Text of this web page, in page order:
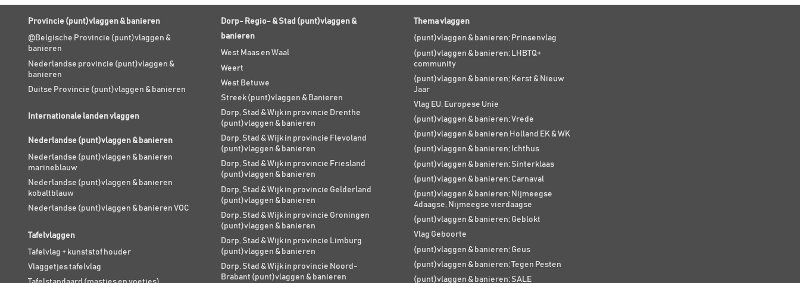
Provincie (punt)vlaggen & banieren
@Belgische Provincie (punt)vlaggen &
banieren
Nederlandse provincie (punt)vlaggen &
banieren
Duitse Provincie (punt)vlaggen & banieren
Internationale landen vlaggen
Nederlandse (punt)vlaggen & banieren
Nederlandse (punt)vlaggen & banieren
marineblauw
Nederlandse (punt)vlaggen & banieren
kobaltblauw
Nederlandse (punt)vlaggen & banieren VOC
Tafelvlaggen
Tafelvlag + kunststof houder
Vlaggetjes tafelvlag
Dorp- Regio- & Stad (punt)vlaggen &
banieren
West Maas en Waal
Weert
West Betuwe
Streek (punt)vlaggen & Banieren
Dorp, Stad & Wijk in provincie Drenthe
(punt)vlaggen & banieren
Dorp, Stad & Wijk in provincie Flevoland
(punt)vlaggen & banieren
Dorp, Stad & Wijk in provincie Friesland
(punt)vlaggen & banieren
Dorp, Stad & Wijk in provincie Gelderland
(punt)vlaggen & banieren
Dorp, Stad & Wijk in provincie Groningen
(punt)vlaggen & banieren
Dorp, Stad & Wijk in provincie Limburg
(punt)vlaggen & banieren
Dorp, Stad & Wijk in provincie Noord-
Brabant (punt)vlaggen & banieren
Thema vlaggen
(punt)vlaggen & banieren; Prinsenvlag
(punt)vlaggen & banieren; LHBTQ+
community
(punt)vlaggen & banieren; Kerst & Nieuw
Jaar
Vlag EU, Europese Unie
(punt)vlaggen & banieren; Vrede
(punt)vlaggen & banieren Holland EK & WK
(punt)vlaggen & banieren; Ichthus
(punt)vlaggen & banieren; Sinterklaas
(punt)vlaggen & banieren; Carnaval
(punt)vlaggen & banieren; Nijmeegse
4daagse, Nijmeegse vierdaagse
(punt)vlaggen & banieren; Geblokt
Vlag Geboorte
(punt)vlaggen & banieren; Geus
(punt)vlaggen & banieren; Tegen Pesten
(punt)vlaggen & banieren; SALE